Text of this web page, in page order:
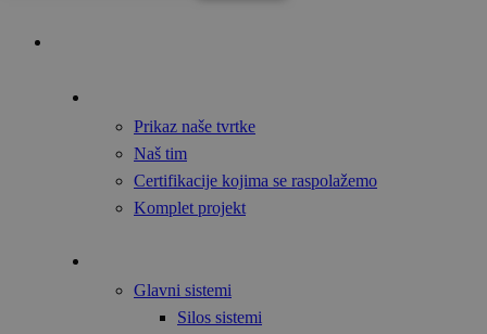
Prikaz naše tvrtke
Naš tim
Certifikacije kojima se raspolažemo
Komplet projekt
Glavni sistemi
Silos sistemi